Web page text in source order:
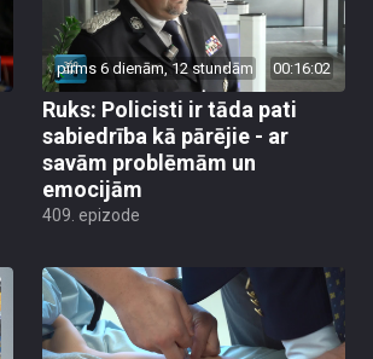
pirms 6 dienām, 12 stundām 00:16:02
Ruks: Policisti ir tāda pati
sabiedrība kā pārējie - ar
savām problēmām un
emocijām
409. epizode